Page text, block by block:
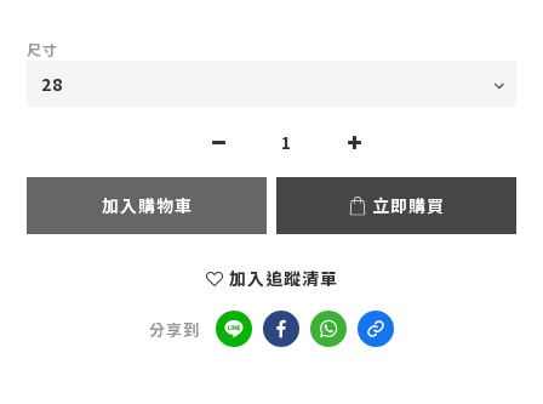
尺寸
加入購物車 立即購買
加入追蹤清單
分享到